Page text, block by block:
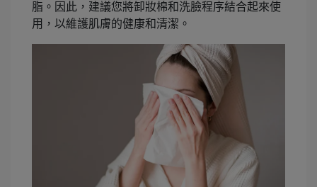
脂。因此，建議您將卸妝棉和洗臉程序結合起來使
用，以維護肌膚的健康和清潔。